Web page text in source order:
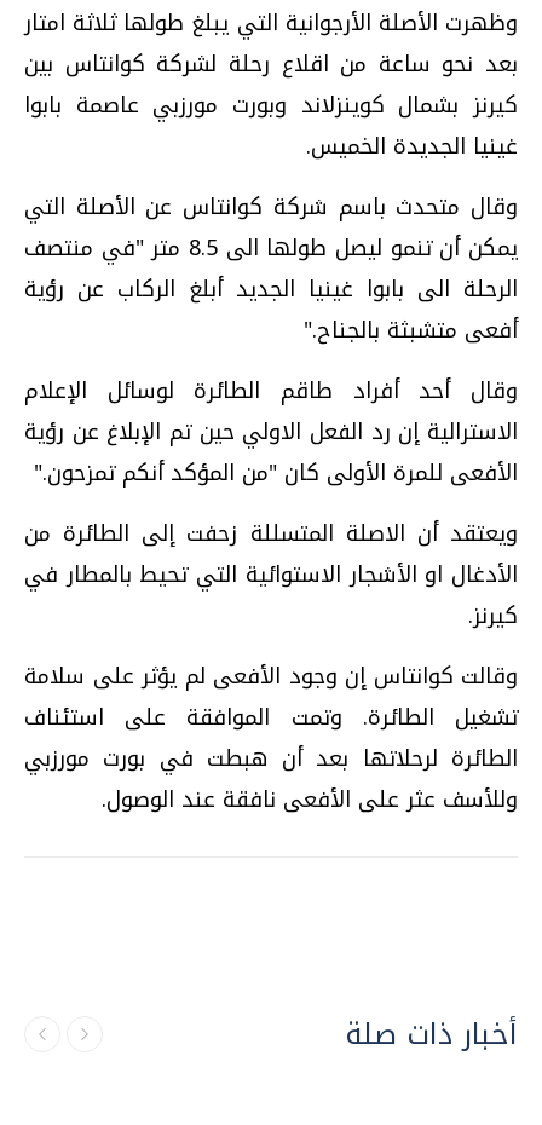
وظهرت الأصلة الأرجوانية التي يبلغ طولها ثلاثة امتار
بعد نحو ساعة من اقلاع رحلة لشركة كوانتاس بين
كيرنز بشمال كوينزلاند وبورت مورزبي عاصمة بابوا
غينيا الجديدة الخميس.
وقال متحدث باسم شركة كوانتاس عن الأصلة التي
يمكن أن تنمو ليصل طولها الى 8.5 متر "في منتصف
الرحلة الى بابوا غينيا الجديد أبلغ الركاب عن رؤية
أفعى متشبثة بالجناح."
وقال أحد أفراد طاقم الطائرة لوسائل الإعلام
الاسترالية إن رد الفعل الاولي حين تم الإبلاغ عن رؤية
الأفعى للمرة الأولى كان "من المؤكد أنكم تمزحون."
ويعتقد أن الاصلة المتسللة زحفت إلى الطائرة من
الأدغال او الأشجار الاستوائية التي تحيط بالمطار في
كيرنز.
وقالت كوانتاس إن وجود الأفعى لم يؤثر على سلامة
تشغيل الطائرة. وتمت الموافقة على استئناف
الطائرة لرحلاتها بعد أن هبطت في بورت مورزبي
وللأسف عثر على الأفعى نافقة عند الوصول.
أخبار ذات صلة